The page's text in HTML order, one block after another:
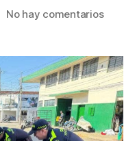
No hay comentariosen
y
lleva
los